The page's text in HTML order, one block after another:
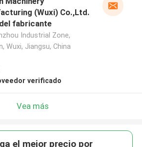
(Wuxi) Co.,Ltd.
fabricante
Industrial Zone,
Wuxi, Jiangsu, China
verificado
Vea más
el mejor precio por